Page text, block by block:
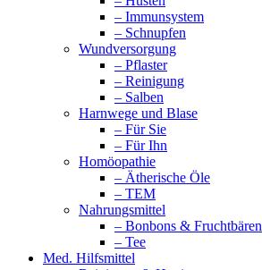
– Immunsystem
– Schnupfen
Wundversorgung
– Pflaster
– Reinigung
– Salben
Harnwege und Blase
– Für Sie
– Für Ihn
Homöopathie
– Ätherische Öle
– TEM
Nahrungsmittel
– Bonbons & Fruchtbären
– Tee
Med. Hilfsmittel